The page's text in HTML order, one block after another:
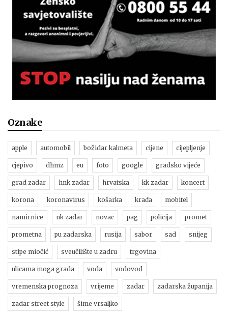
Oznake
apple automobil božidar kalmeta cijene cijepljenje
cjepivo dhmz eu foto google gradsko vijeće
grad zadar hnk zadar hrvatska kk zadar koncert
korona koronavirus košarka krađa mobitel
namirnice nk zadar novac pag policija promet
prometna pu zadarska rusija sabor sad snijeg
stipe miočić sveučilište u zadru trgovina
ulicama moga grada voda vodovod
vremenska prognoza vrijeme zadar zadarska županija
zadar street style šime vrsaljko